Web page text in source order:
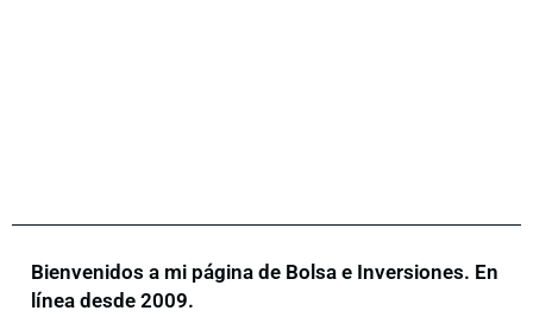
Bienvenidos a mi página de Bolsa e Inversiones. En
línea desde 2009.